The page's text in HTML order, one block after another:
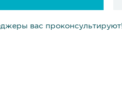
вас проконсультируют!